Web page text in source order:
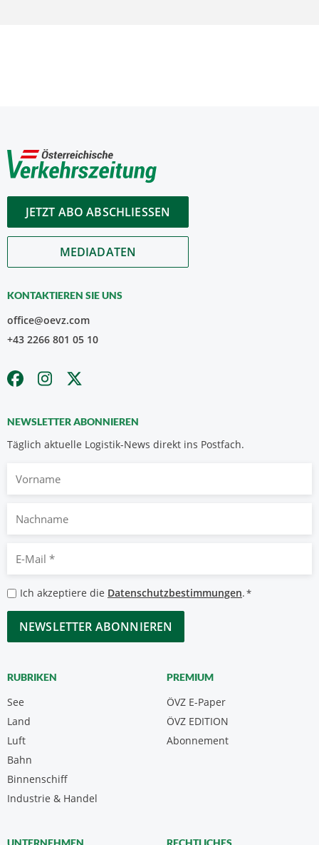
JETZT ABO ABSCHLIESSEN
MEDIADATEN
KONTAKTIEREN SIE UNS
office@oevz.com
+43 2266 801 05 10
NEWSLETTER ABONNIEREN
Täglich aktuelle Logistik-News direkt ins Postfach.
Nachname
Mail
*
Datenschutzbestimmungen
*
Ich akzeptiere die Datenschutzbestimmungen.*
CAPTCHA
RUBRIKEN
See
Land
Luft
Bahn
Binnenschiff
Industrie & Handel
PREMIUM
ÖVZ E-Paper
Abonnement
ÖVZ EDITION
UNTERNEHMEN RECHTLICHES